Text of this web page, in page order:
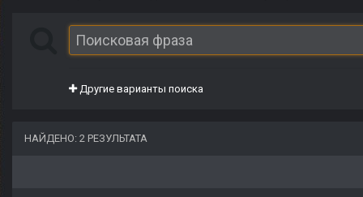
Другие варианты поиска
НАЙДЕНО: 2 РЕЗУЛЬТАТА